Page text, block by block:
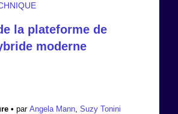
la plateforme de
moderne
• par Angela Mann Suzy Tonini